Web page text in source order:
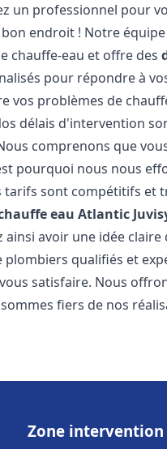
un professionnel pour
endroit ! Notre
chauffe-eau et offre des
pour répondre à
vos problèmes de
délais d'intervention
comprenons que
pourquoi nous nous
tarifs sont compétitifs
eau Atlantic
ainsi avoir une idée
plombiers qualifiés et
satisfaire. Nous
fiers de nos
Zone intervention